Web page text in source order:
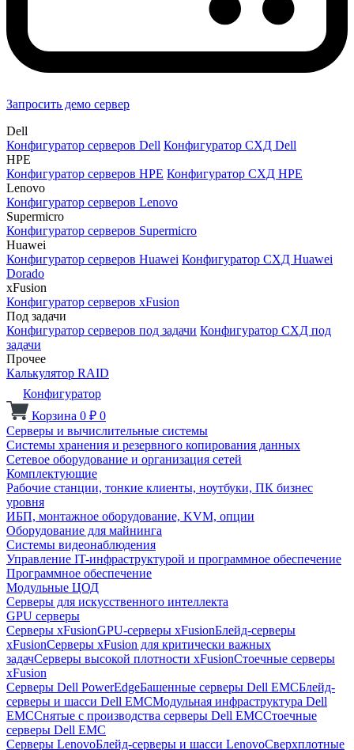
Запросить демо сервер
Dell
Конфигуратор серверов Dell Конфигуратор СХД Dell
HPE
Конфигуратор серверов HPE Конфигуратор СХД HPE
Lenovo
Конфигуратор серверов Lenovo
Supermicro
Конфигуратор серверов Supermicro
Huawei
Конфигуратор серверов Huawei Конфигуратор СХД Huawei
Dorado
xFusion
Конфигуратор серверов xFusion
Под задачи
Конфигуратор серверов под задачи Конфигуратор СХД под
задачи
Прочее
Калькулятор RAID
Конфигуратор
Корзина 0 ₽ 0
Серверы и вычислительные системы
Системы хранения и резервного копирования данных
Сетевое оборудование и организация сетей
Комплектующие
Рабочие станции, тонкие клиенты, ноутбуки, ПК бизнес
уровня
ИБП, монтажное оборудование, KVM, опции
Оборудование для майнинга
Системы видеонаблюдения
Управление IT-инфраструктурой и программное обеспечение
Программное обеспечение
Модульные ЦОД
Серверы для искусственного интеллекта
GPU серверы
Серверы xFusionGPU-серверы xFusionБлейд-серверы
xFusionСерверы xFusion для критически важных
задачСерверы высокой плотности xFusionСтоечные серверы
xFusion
Серверы Dell PowerEdgeБашенные серверы Dell EMCБлейд-
серверы и шасси Dell EMCМодульная инфраструктура Dell
EMCСнятые с производства серверы Dell EMCСтоечные
серверы Dell EMC
Серверы LenovoБлейд-серверы и шасси LenovoСверхплотные